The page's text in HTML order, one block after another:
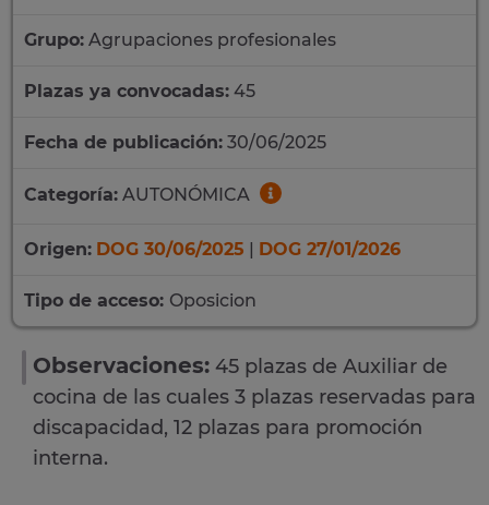
Grupo: Agrupaciones profesionales
Plazas ya convocadas: 45
Fecha de publicación: 30/06/2025
Categoría: AUTONÓMICA
Origen: DOG 30/06/2025 | DOG 27/01/2026
Tipo de acceso: Oposicion
Observaciones: 45 plazas de Auxiliar de
cocina de las cuales 3 plazas reservadas para
discapacidad, 12 plazas para promoción
interna.